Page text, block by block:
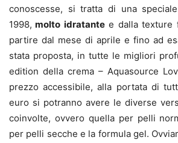
conoscesse, si tratta di una speciale
1998, molto idratantee dalla texture
partire dal mese di aprile e fino ad
stata proposta, in tutte le migliori
edition della crema – Aquasource
prezzo accessibile, alla portata di
euro si potranno avere le diverse
coinvolte, ovvero quella per pelli
per pelli secche e la formula gel.